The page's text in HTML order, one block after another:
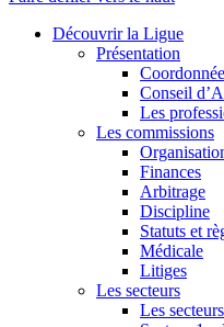
Découvrir la Ligue
Présentation
Conseil
Les
Les commissions
Finances
Arbitrage
Discipline
Statuts et
Médicale
Litiges
Les secteurs
Les secteurs